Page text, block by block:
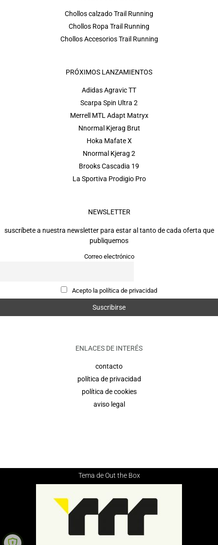
Chollos calzado Trail Running
Chollos Ropa Trail Running
Chollos Accesorios Trail Running
PRÓXIMOS LANZAMIENTOS
Adidas Agravic TT
Scarpa Spin Ultra 2
Merrell MTL Adapt Matryx
Nnormal Kjerag Brut
Hoka Mafate X
Nnormal Kjerag 2
Brooks Cascadia 19
La Sportiva Prodigio Pro
NEWSLETTER
suscríbete a nuestra newsletter para estar al tanto de cada oferta que
publiquemos
Correo electrónico
Acepto la política de privacidad
ENLACES DE INTERÉS
contacto
política de privacidad
política de cookies
aviso legal
Tema deOut the Box